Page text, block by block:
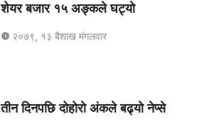
शेयर बजार १५ अङ्कले घट्यो
२०७९, १३ बैशाख मंगलवार
तीन दिनपछि दोहोरो अंकले बढ्यो नेप्से